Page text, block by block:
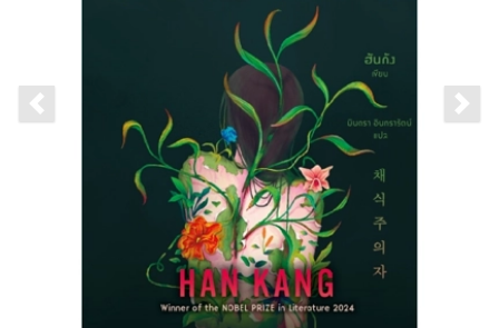
Previous slide